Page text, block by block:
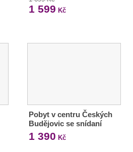
1 599 Kč
Pobyt v centru Českých
Budějovic se snídaní
1 390 Kč